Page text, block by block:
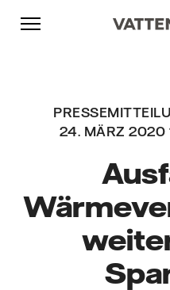
Überspringen
Zurück zur
Gehe zur Fußzeile
24. MÄRZ 2020
Zurück zur